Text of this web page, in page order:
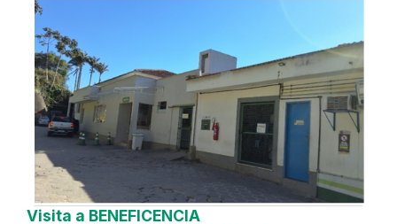
Visita a BENEFICENCIA